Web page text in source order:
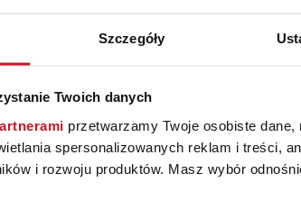
Szczegóły
Twoich danych
przetwarzamy Twoje osobiste
spersonalizowanych reklam i treści,
i rozwoju produktów. Masz wybór